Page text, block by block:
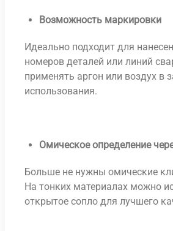
Возможность маркировки
Идеально подходит для
номеров деталей или линий
применять аргон или воздух в
использования.
Омическое определение
Больше не нужны омические
На тонких материалах можно
открытое сопло для лучшего